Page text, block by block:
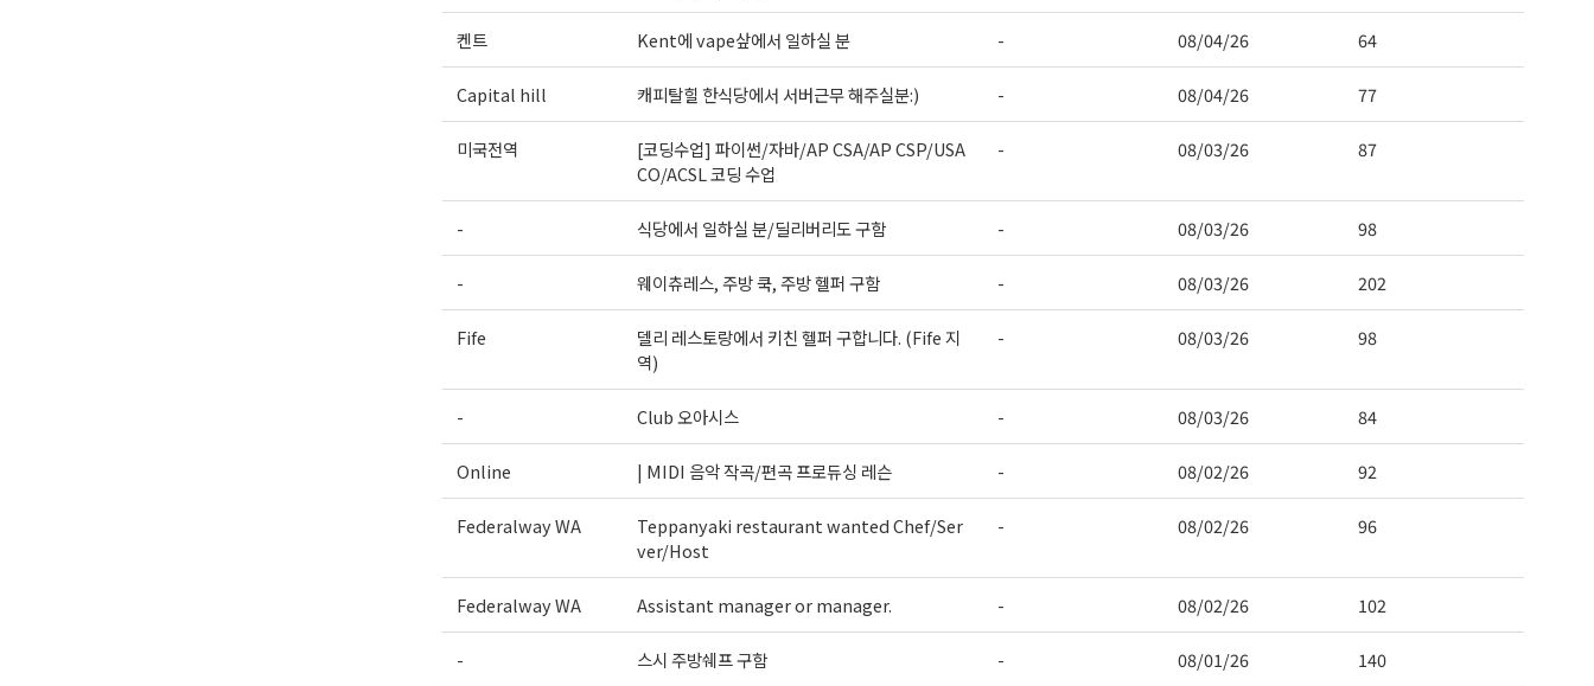
켄트 Kent에 vape샆에서 일하실 분 - 08/04/26 64
Capital hill 캐피탈힐 한식당에서 서버근무 해주실분:) - 08/04/26 77
미국전역
[코딩수업] 파이썬/자바/AP CSA/AP CSP/USA
CO/ACSL 코딩 수업
- 08/03/26 87
- 식당에서 일하실 분/딜리버리도 구함 - 08/03/26 98
- 웨이츄레스, 주방 쿡, 주방 헬퍼 구함 - 08/03/26 202
Fife
델리 레스토랑에서 키친 헬퍼 구합니다. (Fife 지
역)
- 08/03/26 98
- Club 오아시스 - 08/03/26 84
Online | MIDI 음악 작곡/편곡 프로듀싱 레슨 - 08/02/26 92
Federalway WA
Teppanyaki restaurant wanted Chef/Ser
ver/Host
- 08/02/26 96
Federalway WA Assistant manager or manager. - 08/02/26 102
- 스시 주방쉐프 구함 - 08/01/26 140